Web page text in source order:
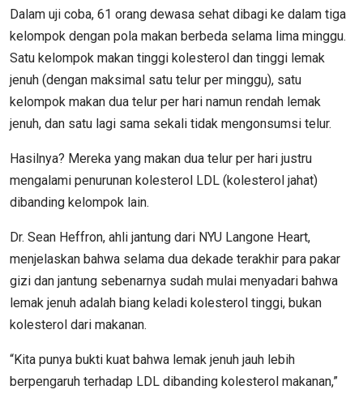
Dalam uji coba, 61 orang dewasa sehat dibagi ke dalam tiga
kelompok dengan pola makan berbeda selama lima minggu.
Satu kelompok makan tinggi kolesterol dan tinggi lemak
jenuh (dengan maksimal satu telur per minggu), satu
kelompok makan dua telur per hari namun rendah lemak
jenuh, dan satu lagi sama sekali tidak mengonsumsi telur.
Hasilnya? Mereka yang makan dua telur per hari justru
mengalami penurunan kolesterol LDL (kolesterol jahat)
dibanding kelompok lain.
Dr. Sean Heffron, ahli jantung dari NYU Langone Heart,
menjelaskan bahwa selama dua dekade terakhir para pakar
gizi dan jantung sebenarnya sudah mulai menyadari bahwa
lemak jenuh adalah biang keladi kolesterol tinggi, bukan
kolesterol dari makanan.
“Kita punya bukti kuat bahwa lemak jenuh jauh lebih
berpengaruh terhadap LDL dibanding kolesterol makanan,”